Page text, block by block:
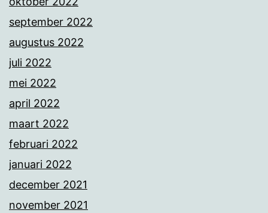
september 2022
augustus 2022
juli 2022
mei 2022
april 2022
maart 2022
februari 2022
januari 2022
december 2021
november 2021